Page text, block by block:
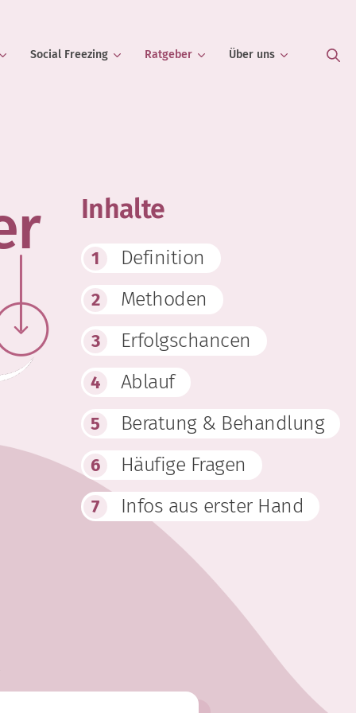
Social Freezing Ratgeber Über uns
Inhalte
1 Definition
2 Methoden
3 Erfolgschancen
4 Ablauf
5 Beratung & Behandlung
6 Häufige Fragen
7 Infos aus erster Hand